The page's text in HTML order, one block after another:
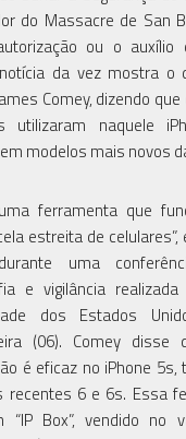
do Massacre de San
ou o auxílio
da vez mostra o
Comey, dizendo
utilizaram naquele
modelos mais novos
ferramenta que
estreita de celulares”,
uma
e vigilância
dos Estados
(06). Comey disse
é eficaz no iPhone 5s,
recentes 6 e 6s. Essa
“IP Box”, vendido no